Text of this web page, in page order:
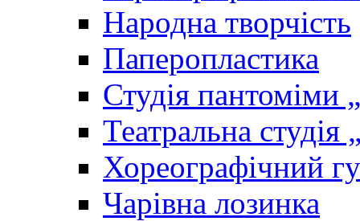
Народна творчість
Паперопластика
Студія пантоміми
Театральна студія
Хореографічний
Чарівна лозинка